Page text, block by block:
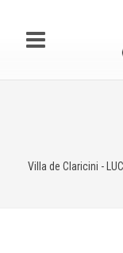
Villa de Claricini -